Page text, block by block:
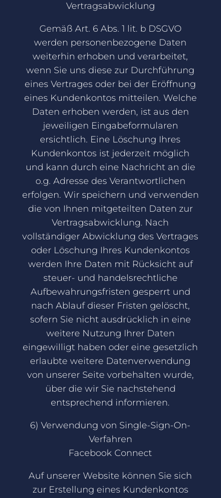
Vertragsabwicklung
Gemäß Art. 6 Abs. 1 lit. b DSGVO
werden personenbezogene Daten
weiterhin erhoben und verarbeitet,
wenn Sie uns diese zur Durchführung
eines Vertrages oder bei der Eröffnung
eines Kundenkontos mitteilen. Welche
Daten erhoben werden, ist aus den
jeweiligen Eingabeformularen
ersichtlich. Eine Löschung Ihres
Kundenkontos ist jederzeit möglich
und kann durch eine Nachricht an die
o.g. Adresse des Verantwortlichen
erfolgen. Wir speichern und verwenden
die von Ihnen mitgeteilten Daten zur
Vertragsabwicklung. Nach
vollständiger Abwicklung des Vertrages
oder Löschung Ihres Kundenkontos
werden Ihre Daten mit Rücksicht auf
steuer- und handelsrechtliche
Aufbewahrungsfristen gesperrt und
nach Ablauf dieser Fristen gelöscht,
sofern Sie nicht ausdrücklich in eine
weitere Nutzung Ihrer Daten
eingewilligt haben oder eine gesetzlich
erlaubte weitere Datenverwendung
von unserer Seite vorbehalten wurde,
über die wir Sie nachstehend
entsprechend informieren.
6) Verwendung von Single-Sign-On-
Verfahren
Facebook Connect
Auf unserer Website können Sie sich
zur Erstellung eines Kundenkontos